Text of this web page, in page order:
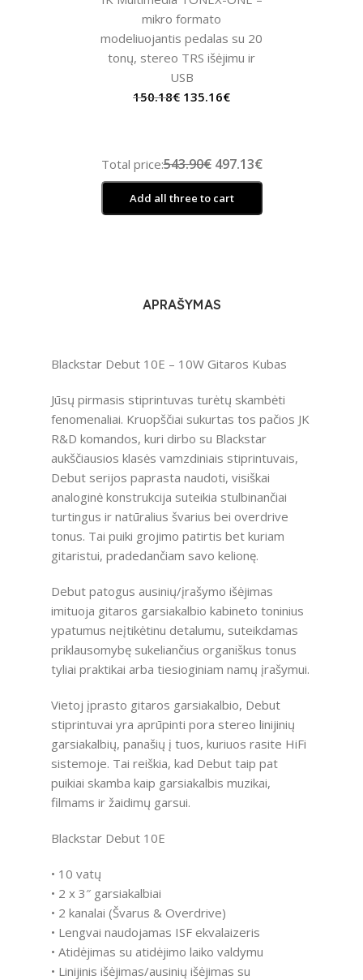
mikro formato
modeliuojantis pedalas su 20
tonų, stereo TRS išėjimu ir
USB
150.18€ 135.16€
Total price:543.90€ 497.13€
Add all three to cart
APRAŠYMAS
Blackstar Debut 10E – 10W Gitaros Kubas
Jūsų pirmasis stiprintuvas turėtų skambėti
fenomenaliai. Kruopščiai sukurtas tos pačios JK
R&D komandos, kuri dirbo su Blackstar
aukščiausios klasės vamzdiniais stiprintuvais,
Debut serijos paprasta naudoti, visiškai
analoginė konstrukcija suteikia stulbinančiai
turtingus ir natūralius švarius bei overdrive
tonus. Tai puiki grojimo patirtis bet kuriam
gitaristui, pradedančiam savo kelionę.
Debut patogus ausinių/įrašymo išėjimas
imituoja gitaros garsiakalbio kabineto toninius
ypatumus neįtikėtinu detalumu, suteikdamas
priklausomybę sukeliančius organiškus tonus
tyliai praktikai arba tiesioginiam namų įrašymui.
Vietoj įprasto gitaros garsiakalbio, Debut
stiprintuvai yra aprūpinti pora stereo linijinių
garsiakalbių, panašių į tuos, kuriuos rasite HiFi
sistemoje. Tai reiškia, kad Debut taip pat
puikiai skamba kaip garsiakalbis muzikai,
filmams ir žaidimų garsui.
Blackstar Debut 10E
• 10 vatų
• 2 x 3″ garsiakalbiai
• 2 kanalai (Švarus & Overdrive)
• Lengvai naudojamas ISF ekvalaizeris
• Atidėjimas su atidėjimo laiko valdymu
• Linijinis išėjimas/ausinių išėjimas su